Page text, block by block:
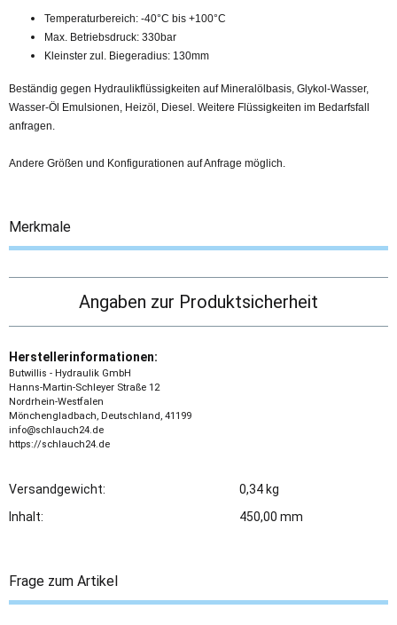
Temperaturbereich: -40°C bis +100°C
Max. Betriebsdruck: 330bar
Kleinster zul. Biegeradius: 130mm
Beständig gegen Hydraulikflüssigkeiten auf Mineralölbasis, Glykol-Wasser,
Wasser-Öl Emulsionen, Heizöl, Diesel. Weitere Flüssigkeiten im Bedarfsfall
anfragen.
Andere Größen und Konfigurationen auf Anfrage möglich.
Merkmale
Angaben zur Produktsicherheit
Herstellerinformationen:
Butwillis - Hydraulik GmbH
Hanns-Martin-Schleyer Straße 12
Nordrhein-Westfalen
Mönchengladbach, Deutschland, 41199
info@schlauch24.de
https://schlauch24.de
Versandgewicht:
0,34 kg
Inhalt:
450,00 mm
Frage zum Artikel